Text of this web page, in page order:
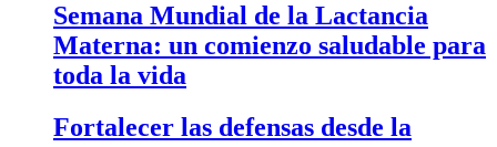
Semana Mundial de la Lactancia
Materna: un comienzo saludable para
toda la vida
Fortalecer las defensas desde la